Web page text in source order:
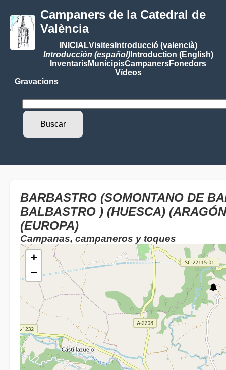
Campaners de la Catedral de
València
INICIALVisitesIntroducció (valencià)
Introducción (español)Introduction (English)
InventarisMunicipisCampanersFonedors
Vídeos
Gravacions
BARBASTRO (SOMONTANO DE
BALBASTRO ) (HUESCA)
(EUROPA)
Campanas, campaneros y toques
+
−